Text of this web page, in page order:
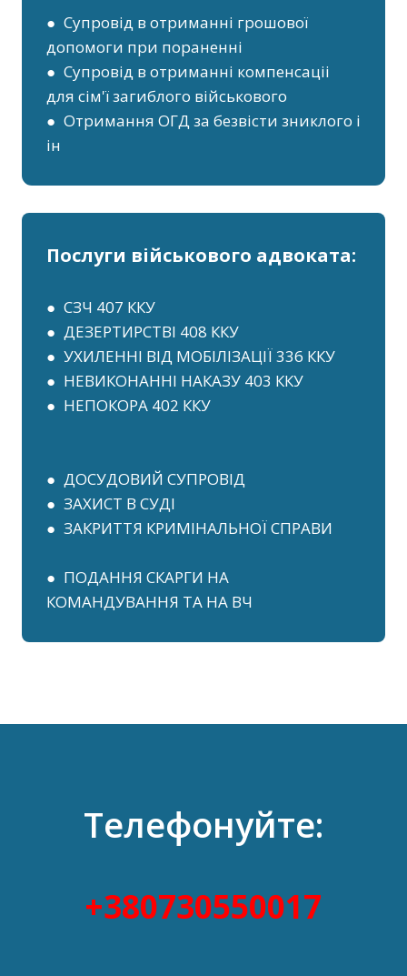
● Супровід в отриманні грошової
допомоги при пораненні
● Супровід в отриманні компенсаціі
для сім'ї загиблого військового
● Отримання ОГД за безвісти зниклого і
ін
Послуги військового адвоката:
● СЗЧ 407 ККУ
● ДЕЗЕРТИРСТВІ 408 ККУ
● УХИЛЕННІ ВІД МОБІЛІЗАЦІЇ 336 ККУ
● НЕВИКОНАННІ НАКАЗУ 403 ККУ
● НЕПОКОРА 402 ККУ
● ДОСУДОВИЙ СУПРОВІД
● ЗАХИСТ В СУДІ
● ЗАКРИТТЯ КРИМІНАЛЬНОЇ СПРАВИ
● ПОДАННЯ СКАРГИ НА
КОМАНДУВАННЯ ТА НА ВЧ
Телефонуйте:
+380730550017